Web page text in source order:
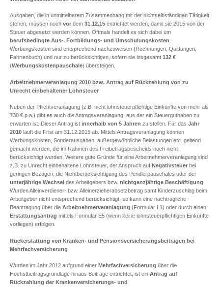
Ausgaben, die in unmittelbarem Zusammenhang mit der nichtselbständigen Tätigkeit
stehen, müssen noch vor dem 31.12.15 entrichtet werden, damit sie 2015 von der
Steuer abgesetzt werden können. Oftmals handelt es sich dabei um
berufsbedingte Aus-, Fortbildungs- und Umschulungskosten
Werbungskosten sind entsprechend nachzuweisen (Rechnungen, Quittungen,
Fahrtenbuch) und nur zu berücksichtigen, sofern sie insgesamt 132 €
(Werbungskostenpauschale) übersteigen.
Arbeitnehmerveranlagung 2010 bzw. Antrag auf Rückzahlung von zu
Unrecht einbehaltener Lohnsteuer
Neben der Pflichtveranlagung (z.B. nicht lohnsteuerpflichtige Einkünfte von mehr als
730 € p.a.) gibt es auch die Antragsveranlagung, aus der ein Steuerguthaben zu
erwarten ist. Dieser Antrag ist innerhalb von 5 Jahren zu stellen. Für das Jahr
2010 läuft die Frist am 31.12.2015 ab. Mittels Antragsveranlagung können
Werbungskosten, Sonderausgaben, außergewöhnliche Belastungen etc. geltend
gemacht werden, die im Rahmen des Freibetragsbescheids noch nicht
berücksichtigt wurden. Weitere gute Gründe für eine Arbeitnehmerveranlagung sind
z.B. zu Unrecht einbehaltene Lohnsteuer, der Anspruch auf Negativsteuer bei
geringen Bezügen, die Nichtberücksichtigung des Pendlerpauschales oder der
unterjährige Wechsel des Arbeitgebers bzw. nichtganzjährige Beschäftigung
Wurden Alleinverdiener- bzw. Alleinerzieherabsetzbetrag samt Kinderzuschlag beim
Arbeitgeber nicht entsprechend berücksichtigt, so kann eine nachträgliche
Beantragung über die Arbeitnehmerveranlagung (Formular L1) oder durch einen
Erstattungsantrag mittels Formular E5 (wenn keine lohnsteuerpflichtigen Einkünfte
vorliegen) erfolgen.
Rückerstattung von Kranken- und Pensionsversicherungsbeiträgen bei
Mehrfachversicherung
Wurden im Jahr 2012 aufgrund einer Mehrfachversicherung über die
Höchstbeitragsgrundlage hinaus Beiträge entrichtet, ist ein Antrag auf
Rückzahlung der Krankenversicherungs- und